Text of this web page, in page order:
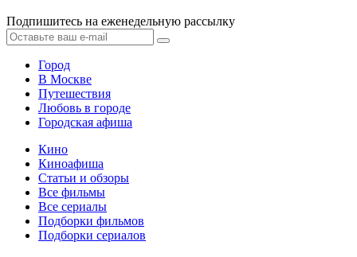
Подпишитесь на еженедельную рассылку
Город
В Москве
Путешествия
Любовь в городе
Городская афиша
Кино
Киноафиша
Статьи и обзоры
Все фильмы
Все сериалы
Подборки фильмов
Подборки сериалов